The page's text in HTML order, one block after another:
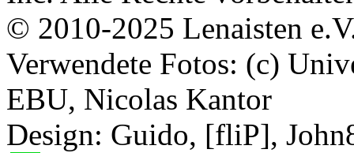
© 2010-2025 Lenaisten
Verwendete Fotos: (c)
EBU, Nicolas Kantor
Design: Guido, [fliP],